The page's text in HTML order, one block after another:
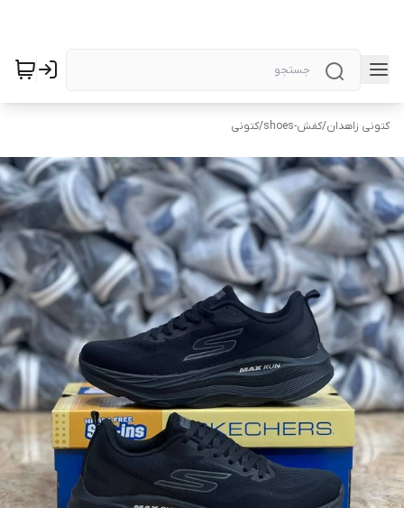
کتونی زاهدان/کفش-shoes /کتونی